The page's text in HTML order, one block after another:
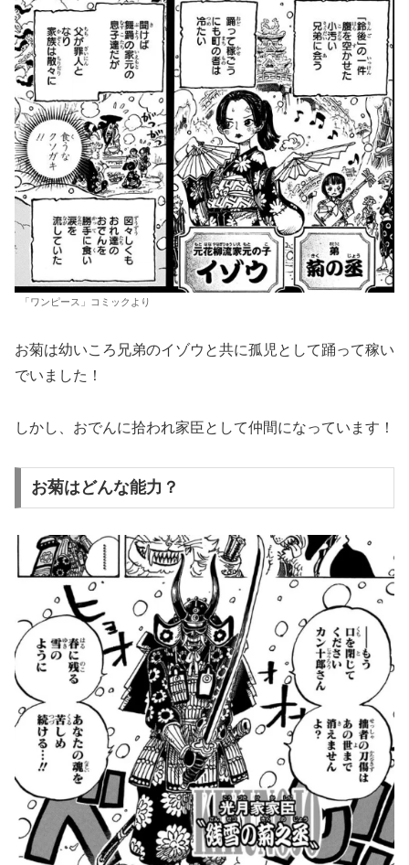
「ワンピース」コミックより
お菊は幼いころ兄弟のイゾウと共に孤児として踊って稼い
でいました！
しかし、おでんに拾われ家臣として仲間になっています！
お菊はどんな能力？